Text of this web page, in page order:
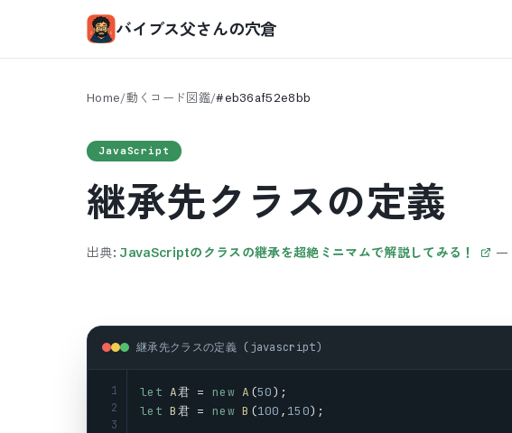
バイブス父さんの穴倉
Home/動くコード図鑑/#eb36af52e8bb
JavaScript
継承先クラスの定義
出典: JavaScriptのクラスの継承を超絶ミニマムで解説してみる！ —
継承先クラスの定義 (javascript)
1
2
3
let A君 = new A (50);
let B君 = new B (100 , 150);